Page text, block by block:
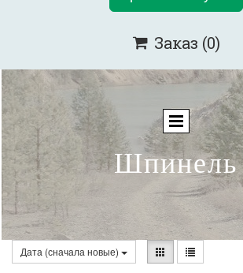
 Заказ (0)
Шпинель
Дата (сначала новые)